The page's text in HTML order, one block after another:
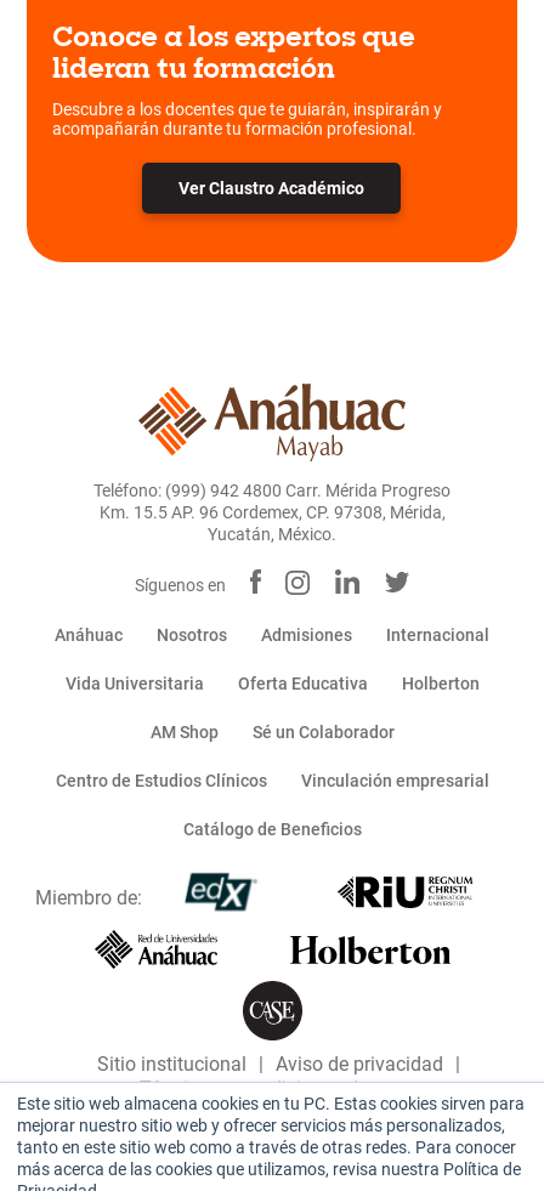
Este sitio web almacena cookies en tu PC. Estas cookies sirven para
mejorar nuestro sitio web y ofrecer servicios más personalizados,
tanto en este sitio web como a través de otras redes. Para conocer
más acerca de las cookies que utilizamos, revisa nuestra Política de
Conoce a los expertos que
lideran tu formación
Descubre a los docentes que te guiarán, inspirarán y
acompañarán durante tu formación profesional.
Ver Claustro Académico
Teléfono: (999) 942 4800 Carr. Mérida Progreso
Km. 15.5 AP. 96 Cordemex, CP. 97308, Mérida,
Yucatán, México.
Síguenos en
Anáhuac Nosotros Admisiones Internacional
Vida Universitaria Oferta Educativa Holberton
AM Shop Sé un Colaborador
Centro de Estudios Clínicos Vinculación empresarial
Catálogo de Beneficios
Miembro de:
Sitio institucional Aviso de privacidad
Términos y condiciones de uso